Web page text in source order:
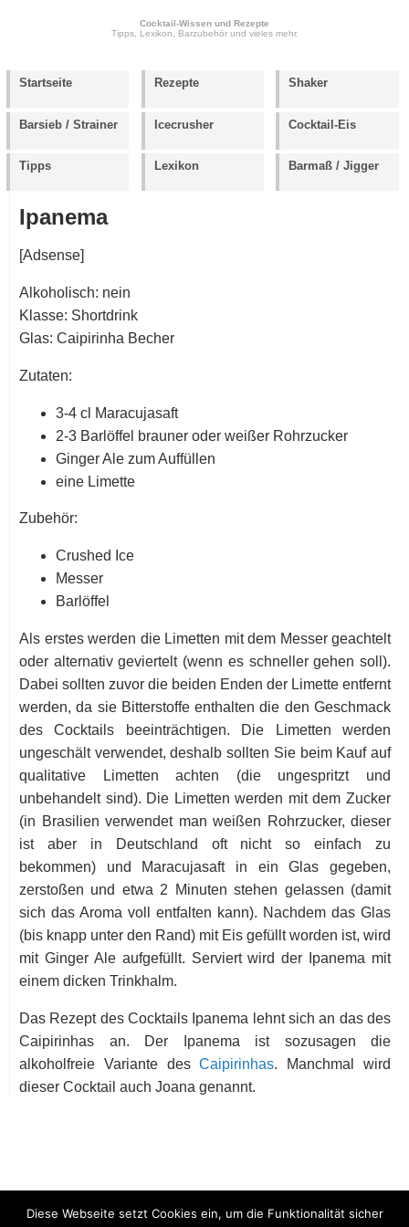
Cocktail-Wissen und Rezepte
Tipps, Lexikon, Barzubehör und vieles mehr.
Startseite Rezepte Shaker
Barsieb / Strainer Icecrusher Cocktail-Eis
Tipps Lexikon Barmaß / Jigger
Ipanema
[Adsense]
Alkoholisch: nein
Klasse: Shortdrink
Glas: Caipirinha Becher
Zutaten:
3-4 cl Maracujasaft
2-3 Barlöffel brauner oder weißer Rohrzucker
Ginger Ale zum Auffüllen
eine Limette
Zubehör:
Crushed Ice
Messer
Barlöffel
Als erstes werden die Limetten mit dem Messer geachtelt
oder alternativ geviertelt (wenn es schneller gehen soll).
Dabei sollten zuvor die beiden Enden der Limette entfernt
werden, da sie Bitterstoffe enthalten die den Geschmack
des Cocktails beeinträchtigen. Die Limetten werden
ungeschält verwendet, deshalb sollten Sie beim Kauf auf
qualitative Limetten achten (die ungespritzt und
unbehandelt sind). Die Limetten werden mit dem Zucker
(in Brasilien verwendet man weißen Rohrzucker, dieser
ist aber in Deutschland oft nicht so einfach zu
bekommen) und Maracujasaft in ein Glas gegeben,
zerstoßen und etwa 2 Minuten stehen gelassen (damit
sich das Aroma voll entfalten kann). Nachdem das Glas
(bis knapp unter den Rand) mit Eis gefüllt worden ist, wird
mit Ginger Ale aufgefüllt. Serviert wird der Ipanema mit
einem dicken Trinkhalm.
Das Rezept des Cocktails Ipanema lehnt sich an das des
Caipirinhas an. Der Ipanema ist sozusagen die
alkoholfreie Variante desCaipirinhas. Manchmal wird
dieser Cocktail auch Joana genannt.
Diese Webseite setzt Cookies ein, um die Funktionalität sicher